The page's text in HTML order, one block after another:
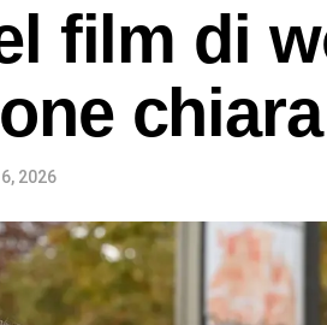
film di
2026